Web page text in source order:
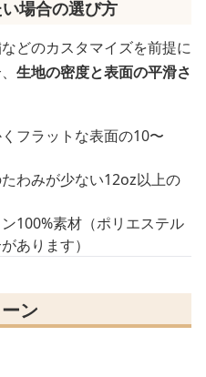
場合の選び方
どのカスタマイズを前提に
生地の密度と表面の平滑さ
くフラットな表面の10〜
たわみが少ない12oz以上の
ン100%素材（ポリエステル
あります）
ン